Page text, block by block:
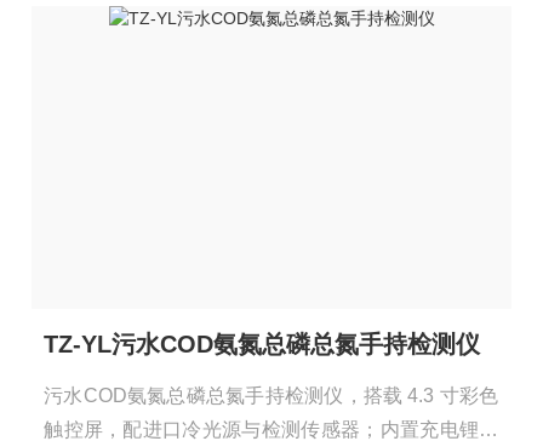
TZ-YL污水COD氨氮总磷总氮手持检测仪
污水COD氨氮总磷总氮手持检测仪，搭载 4.3 寸彩色
触控屏，配进口冷光源与检测传感器；内置充电锂电